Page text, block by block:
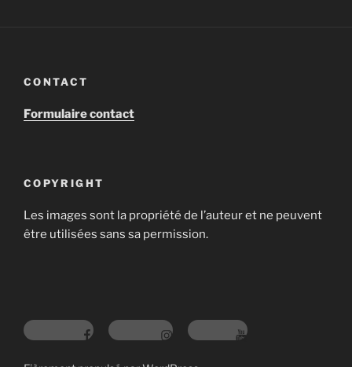
CONTACT
Formulaire contact
COPYRIGHT
Les images sont la propriété de l’auteur et ne peuvent
être utilisées sans sa permission.